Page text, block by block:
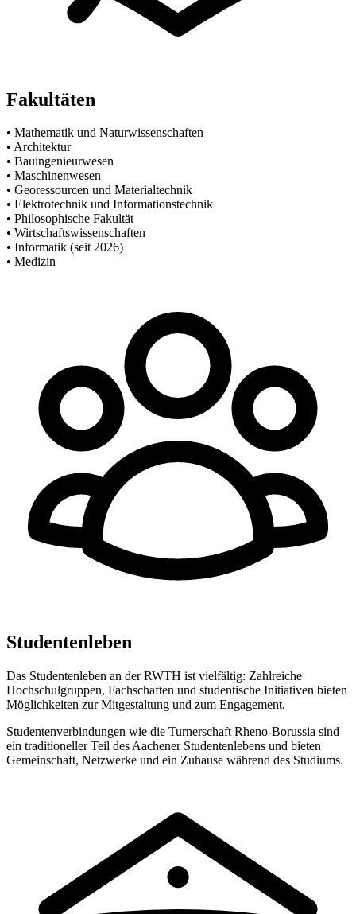
Fakultäten
• Mathematik und Naturwissenschaften
• Architektur
• Bauingenieurwesen
• Maschinenwesen
• Georessourcen und Materialtechnik
• Elektrotechnik und Informationstechnik
• Philosophische Fakultät
• Wirtschaftswissenschaften
• Informatik (seit 2026)
• Medizin
Studentenleben
Das Studentenleben an der RWTH ist vielfältig: Zahlreiche
Hochschulgruppen, Fachschaften und studentische Initiativen bieten
Möglichkeiten zur Mitgestaltung und zum Engagement.
Studentenverbindungen wie die Turnerschaft Rheno-Borussia sind
ein traditioneller Teil des Aachener Studentenlebens und bieten
Gemeinschaft, Netzwerke und ein Zuhause während des Studiums.